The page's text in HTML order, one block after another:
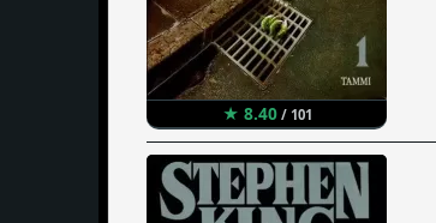
★ 8.40/ 101